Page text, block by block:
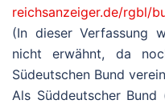
reichsanzeiger.de/rgbl/
(In dieser Verfassung
nicht erwähnt, da
Südeutschen Bund
Als Süddeutscher